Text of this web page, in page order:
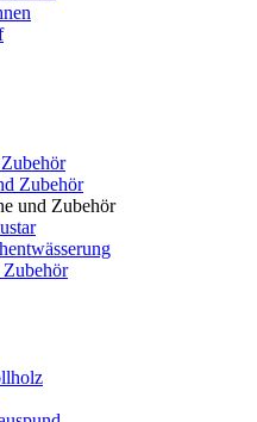
Zubehör
und Zubehör